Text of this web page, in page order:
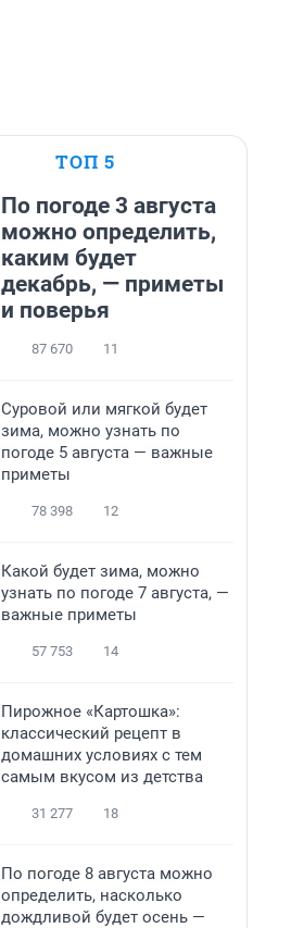
ТОП 5
По погоде 3 августа
можно определить,
каким будет
декабрь, — приметы
и поверья
87 670 11
Суровой или мягкой будет
зима, можно узнать по
погоде 5 августа — важные
приметы
78 398 12
Какой будет зима, можно
узнать по погоде 7 августа, —
важные приметы
57 753 14
Пирожное «Картошка»:
классический рецепт в
домашних условиях с тем
самым вкусом из детства
31 277 18
По погоде 8 августа можно
определить, насколько
дождливой будет осень —